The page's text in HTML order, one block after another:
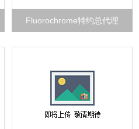
Fluorochrome特约总代理